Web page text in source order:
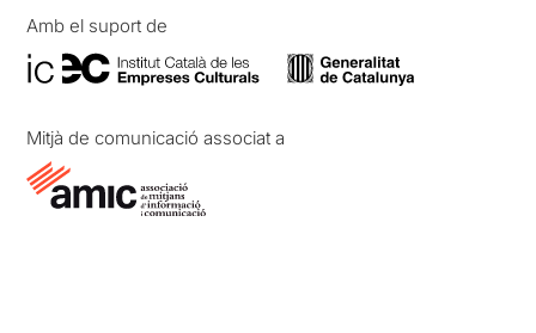
Amb el suport de
Mitjà de comunicació associat a